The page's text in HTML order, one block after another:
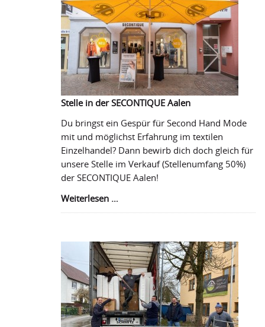
Stelle in der SECONTIQUE Aalen
Du bringst ein Gespür für Second Hand Mode
mit und möglichst Erfahrung im textilen
Einzelhandel? Dann bewirb dich doch gleich für
unsere Stelle im Verkauf (Stellenumfang 50%)
der SECONTIQUE Aalen!
Weiterlesen …
Aalen